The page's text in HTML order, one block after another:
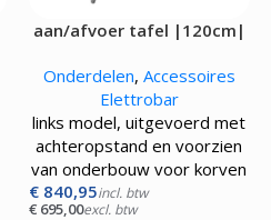
aan/afvoer tafel |120cm|
Onderdelen, Accessoires
Elettrobar
links model, uitgevoerd met
achteropstand en voorzien
van onderbouw voor korven
€840,95incl. btw
€695,00excl. btw